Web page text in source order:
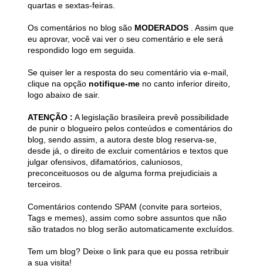
quartas e sextas-feiras.
Os comentários no blog são MODERADOS . Assim que
eu aprovar, você vai ver o seu comentário e ele será
respondido logo em seguida.
Se quiser ler a resposta do seu comentário via e-mail,
clique na opção notifique-me no canto inferior direito,
logo abaixo de sair.
ATENÇÃO : A legislação brasileira prevê possibilidade
de punir o blogueiro pelos conteúdos e comentários do
blog, sendo assim, a autora deste blog reserva-se,
desde já, o direito de excluir comentários e textos que
julgar ofensivos, difamatórios, caluniosos,
preconceituosos ou de alguma forma prejudiciais a
terceiros.
Comentários contendo SPAM (convite para sorteios,
Tags e memes), assim como sobre assuntos que não
são tratados no blog serão automaticamente excluídos.
Tem um blog? Deixe o link para que eu possa retribuir
a sua visita!